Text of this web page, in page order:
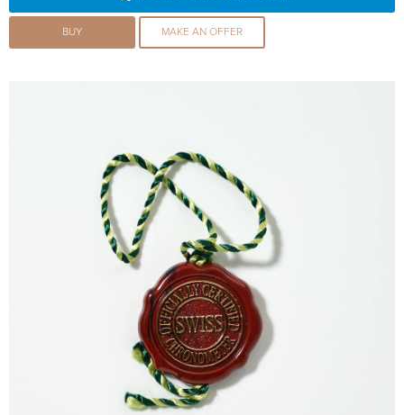
146-88-02BUY MAKE AN OFFER